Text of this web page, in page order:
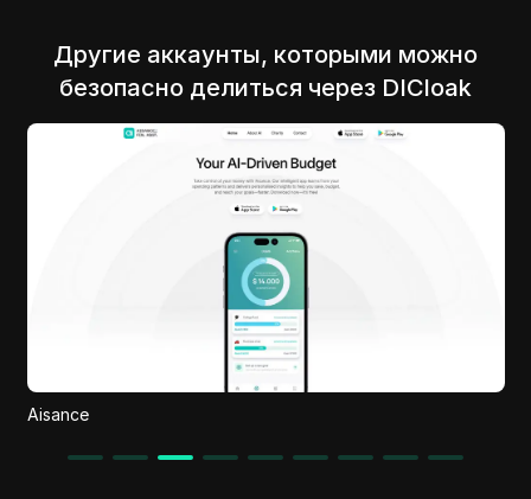
Другие аккаунты, которыми можно
безопасно делиться через DICloak
Viral Ecom Adz